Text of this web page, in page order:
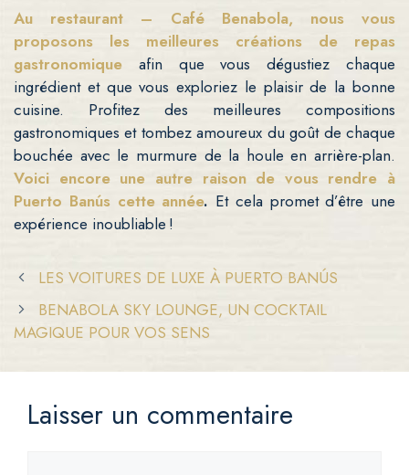
Au restaurant – Café Benabola, nous vous
proposons les meilleures créations de repas
gastronomique afin que vous dégustiez chaque
ingrédient et que vous exploriez le plaisir de la bonne
cuisine. Profitez des meilleures compositions
gastronomiques et tombez amoureux du goût de chaque
bouchée avec le murmure de la houle en arrière-plan.
Voici encore une autre raison de vous rendre à
Puerto Banús cette année. Et cela promet d’être une
expérience inoubliable !
LES VOITURES DE LUXE À PUERTO BANÚS
BENABOLA SKY LOUNGE, UN COCKTAIL
MAGIQUE POUR VOS SENS
Laisser un commentaire